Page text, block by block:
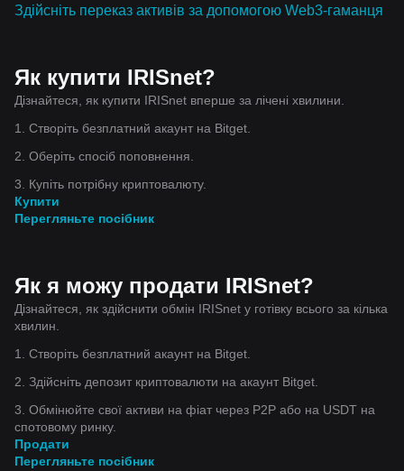
Здійсніть переказ активів за допомогою Web3-гаманця
Як купити IRISnet?
Дізнайтеся, як купити IRISnet вперше за лічені хвилини.
1. Створіть безплатний акаунт на Bitget.
2. Оберіть спосіб поповнення.
3. Купіть потрібну криптовалюту.
Купити
Перегляньте посібник
Як я можу продати IRISnet?
Дізнайтеся, як здійснити обмін IRISnet у готівку всього за кілька
хвилин.
1. Створіть безплатний акаунт на Bitget.
2. Здійсніть депозит криптовалюти на акаунт Bitget.
3. Обмінюйте свої активи на фіат через P2P або на USDT на
спотовому ринку.
Продати
Перегляньте посібник